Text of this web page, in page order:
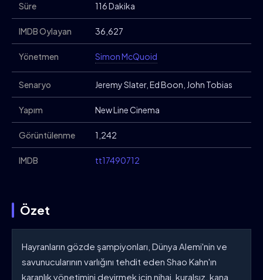
Süre 116 Dakika
IMDB Oylayan 36,627
Yönetmen Simon McQuoid
Senaryo Jeremy Slater, Ed Boon, John Tobias
Yapım New Line Cinema
Görüntülenme 1,242
IMDB tt17490712
Özet
Hayranların gözde şampiyonları, Dünya Alemi'nin ve
savunucularının varlığını tehdit eden Shao Kahn'ın
karanlık yönetimini devirmek için nihai, kuralsız, kana